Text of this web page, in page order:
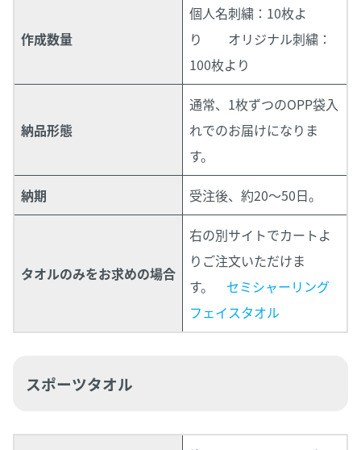
作成数量
個人名刺繍：10枚よ
り オリジナル刺繍：
100枚より
納品形態
通常、1枚ずつのOPP袋入
れでのお届けになりま
す。
納期 受注後、約20～50日。
タオルのみをお求めの場合
右の別サイトでカートよ
りご注文いただけま
す。 セミシャーリング
フェイスタオル
スポーツタオル